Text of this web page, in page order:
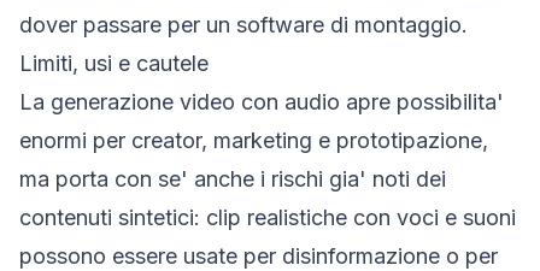
dover passare per un software di montaggio.
Limiti, usi e cautele
La generazione video con audio apre possibilita'
enormi per creator, marketing e prototipazione,
ma porta con se' anche i rischi gia' noti dei
contenuti sintetici: clip realistiche con voci e suoni
possono essere usate per disinformazione o per